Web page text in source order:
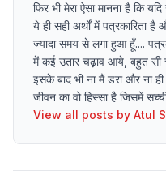
फिर भी मेरा ऐसा मानना है कि
ये ही सही अर्थों में पत्रकारिता
ज्यादा समय से लगा हुआ हूँ....
में कई उतार चढ़ाव आये, बहुत सी
इसके बाद भी ना मैं डरा और ना
जीवन का वो हिस्सा है जिसमें
View all posts by Atul